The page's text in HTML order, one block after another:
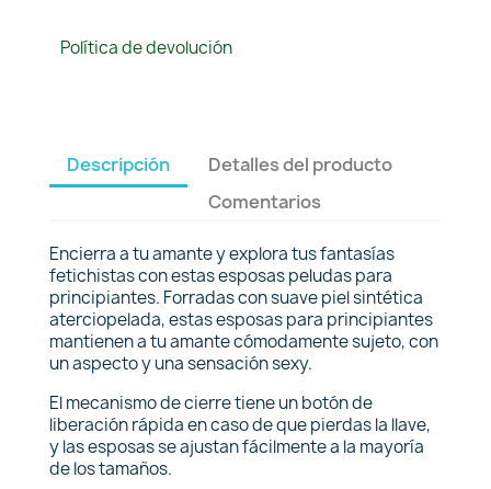
Política de devolución
Descripción
Detalles del producto
Comentarios
Encierra a tu amante y explora tus fantasías
fetichistas con estas esposas peludas para
principiantes. Forradas con suave piel sintética
aterciopelada, estas esposas para principiantes
mantienen a tu amante cómodamente sujeto, con
un aspecto y una sensación sexy.
El mecanismo de cierre tiene un botón de
liberación rápida en caso de que pierdas la llave,
y las esposas se ajustan fácilmente a la mayoría
de los tamaños.